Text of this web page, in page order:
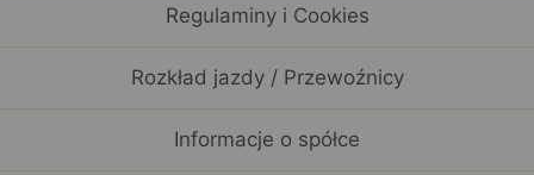
Regulaminy i Cookies
Rozkład jazdy / Przewoźnicy
Informacje o spółce